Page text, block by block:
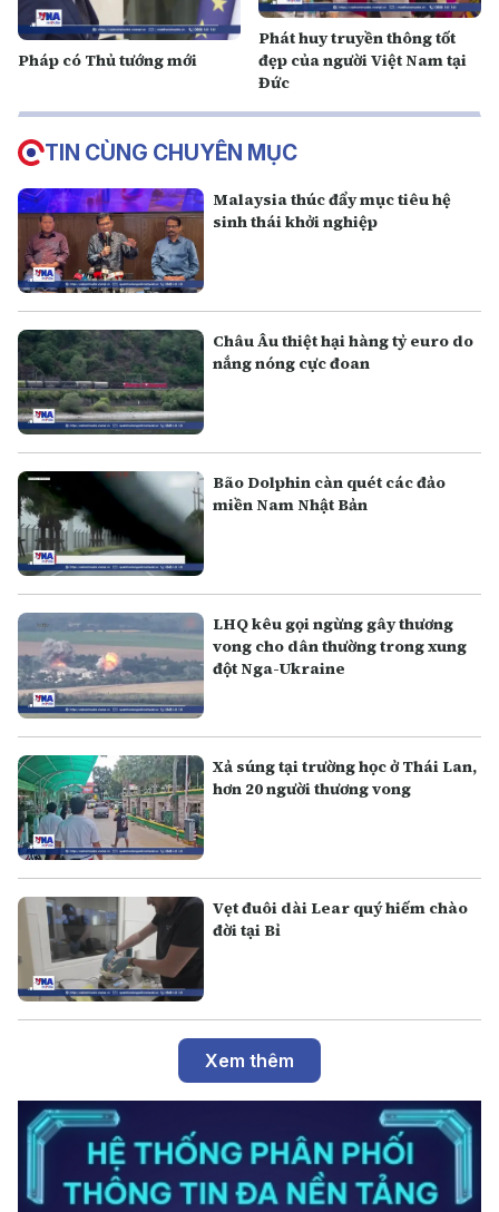
Pháp có Thủ tướng mới
Phát huy truyền thông tốt
đẹp của người Việt Nam tại
Đức
TIN CÙNG CHUYÊN MỤC
Malaysia thúc đẩy mục tiêu hệ
sinh thái khởi nghiệp
Châu Âu thiệt hại hàng tỷ euro do
nắng nóng cực đoan
Bão Dolphin càn quét các đảo
miền Nam Nhật Bản
LHQ kêu gọi ngừng gây thương
vong cho dân thường trong xung
đột Nga-Ukraine
Xả súng tại trường học ở Thái Lan,
hơn 20 người thương vong
Vẹt đuôi dài Lear quý hiếm chào
đời tại Bỉ
Xem thêm